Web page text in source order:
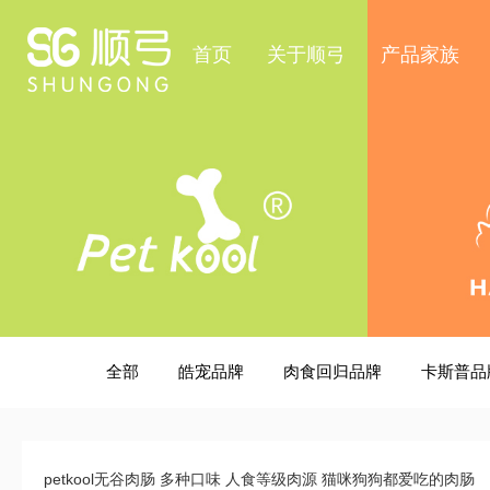
首页 关于顺弓 产品家族
全部 皓宠品牌 肉食回归品牌 卡斯普品
petkool无谷肉肠 多种口味 人食等级肉源 猫咪狗狗都爱吃的肉肠